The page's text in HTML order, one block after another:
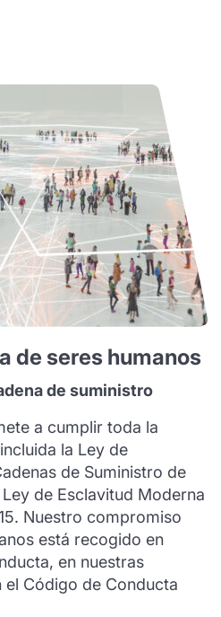
de seres humanos
de suministro
a cumplir toda la
la Ley de
de Suministro de
de Esclavitud Moderna
Nuestro compromiso
está recogido en
en nuestras
Código de Conducta